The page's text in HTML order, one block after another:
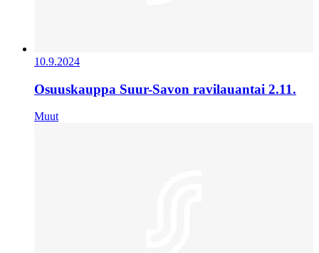
10.9.2024
Osuuskauppa Suur-Savon ravilauantai 2.11.
Muut